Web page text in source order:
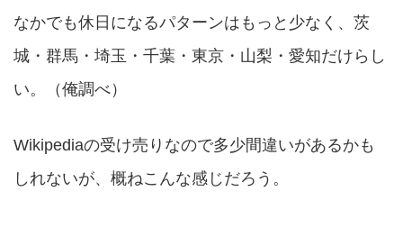
なかでも休日になるパターンはもっと少なく、茨
城・群馬・埼玉・千葉・東京・山梨・愛知だけらし
い。（俺調べ）
Wikipediaの受け売りなので多少間違いがあるかも
しれないが、概ねこんな感じだろう。